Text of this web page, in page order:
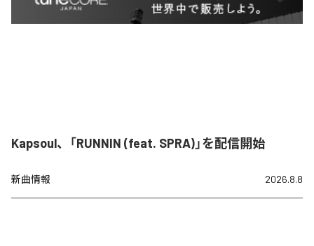
Kapsoul、「RUNNIN (feat. SPRA)」を配信開始
新曲情報 2026.8.8